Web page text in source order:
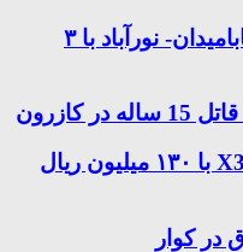
واژگونی پژو۲۰۶ در جاده بابامیدان- نورآباد با ۳
توقیف خودروی ام‌وی‌ام X33 با ۱۳۰ میلیون ریال
در کوار